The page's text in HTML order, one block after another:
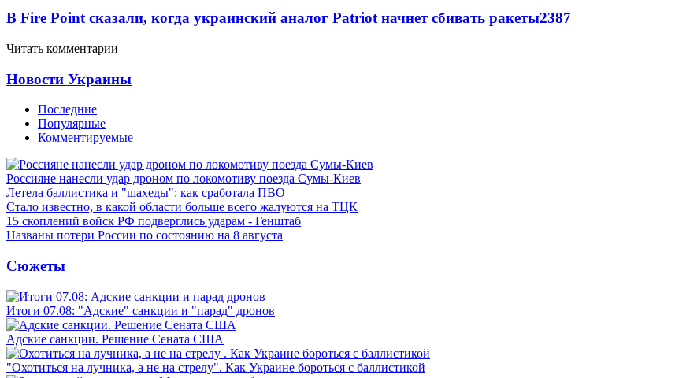
В Fire Point сказали, когда украинский аналог Patriot начнет сбивать ракеты2387
Читать комментарии
Новости Украины
Последние
Популярные
Комментируемые
Россияне нанесли удар дроном по локомотиву поезда Сумы-Киев
Летела баллистика и "шахеды": как сработала ПВО
Стало известно, в какой области больше всего жалуются на ТЦК
15 скоплений войск РФ подверглись ударам - Генштаб
Названы потери России по состоянию на 8 августа
Сюжеты
Итоги 07.08: "Адские" санкции и "парад" дронов
Адские санкции. Решение Сената США
"Охотиться на лучника, а не на стрелу". Как Украине бороться с баллистикой